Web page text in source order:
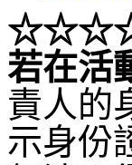
☆☆☆
若在活
責人的
示身份